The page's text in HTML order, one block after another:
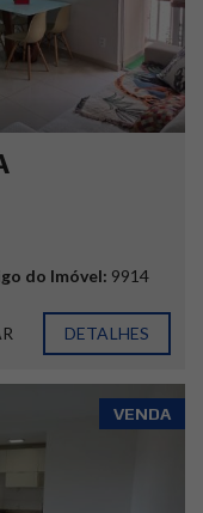
do Imóvel: 9914
DETALHES
VENDA